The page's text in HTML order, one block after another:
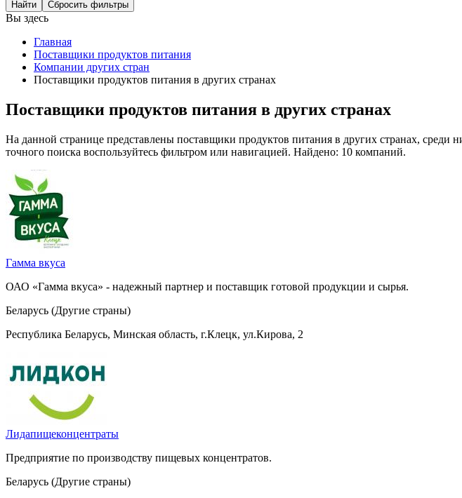
Сбросить фильтры
Вы здесь
Главная
Поставщики продуктов питания
Компании других стран
Поставщики продуктов питания в других странах
Поставщики продуктов питания в других странах
На данной странице представлены поставщики продуктов питания в других странах,
точного поиска воспользуйтесь фильтром или навигацией. Найдено: 10 компаний.
Гамма вкуса
ОАО «Гамма вкуса» - надежный партнер и поставщик готовой продукции и сырья.
Беларусь (Другие страны)
Республика Беларусь, Минская область, г.Клецк, ул.Кирова, 2
Лидапищеконцентраты
Предприятие по производству пищевых концентратов.
Беларусь (Другие страны)